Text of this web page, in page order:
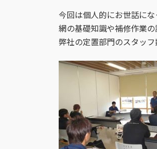
今回は個人的にお世話にな
網の基礎知識や補修作業の
弊社の定置部門のスタッフ